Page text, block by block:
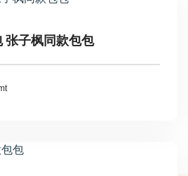
张子枫同款包包